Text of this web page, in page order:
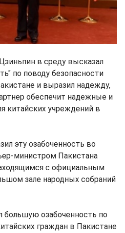
в среду высказал
по поводу безопасности
и выразил надежду,
обеспечит надежные и
китайских учреждений в
эту озабоченность во
министром Пакистана
с официальным
зале народных собраний
большую озабоченность по
граждан в Пакистане